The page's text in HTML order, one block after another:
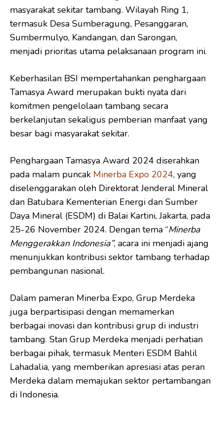
masyarakat sekitar tambang. Wilayah Ring 1,
termasuk Desa Sumberagung, Pesanggaran,
Sumbermulyo, Kandangan, dan Sarongan,
menjadi prioritas utama pelaksanaan program ini.
Keberhasilan BSI mempertahankan penghargaan
Tamasya Award merupakan bukti nyata dari
komitmen pengelolaan tambang secara
berkelanjutan sekaligus pemberian manfaat yang
besar bagi masyarakat sekitar.
Penghargaan Tamasya Award 2024 diserahkan
pada malam puncak Minerba Expo 2024, yang
diselenggarakan oleh Direktorat Jenderal Mineral
dan Batubara Kementerian Energi dan Sumber
Daya Mineral (ESDM) di Balai Kartini, Jakarta, pada
25-26 November 2024. Dengan tema “Minerba
Menggerakkan Indonesia”, acara ini menjadi ajang
menunjukkan kontribusi sektor tambang terhadap
pembangunan nasional.
Dalam pameran Minerba Expo, Grup Merdeka
juga berpartisipasi dengan memamerkan
berbagai inovasi dan kontribusi grup di industri
tambang. Stan Grup Merdeka menjadi perhatian
berbagai pihak, termasuk Menteri ESDM Bahlil
Lahadalia, yang memberikan apresiasi atas peran
Merdeka dalam memajukan sektor pertambangan
di Indonesia.